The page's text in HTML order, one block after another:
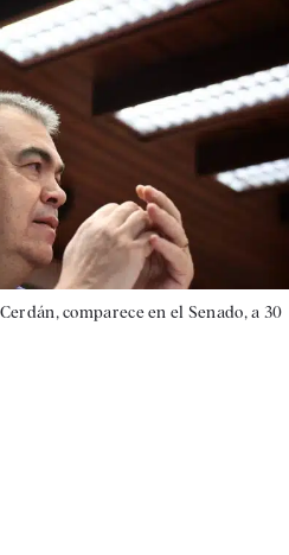
comparece en el Senado, a 30